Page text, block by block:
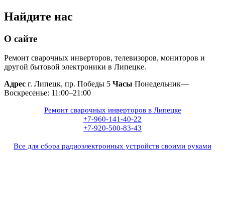
Найдите нас
О сайте
Ремонт сварочных инверторов, телевизоров, мониторов и
другой бытовой электроники в Липецке.
Адрес г. Липецк, пр. Победы 5 Часы Понедельник—
Воскресенье: 11:00–21:00
Ремонт сварочных инверторов в Липецке
+7-960-141-40-22
+7-920-500-83-43
Все для сбора радиоэлектронных устройств своими руками